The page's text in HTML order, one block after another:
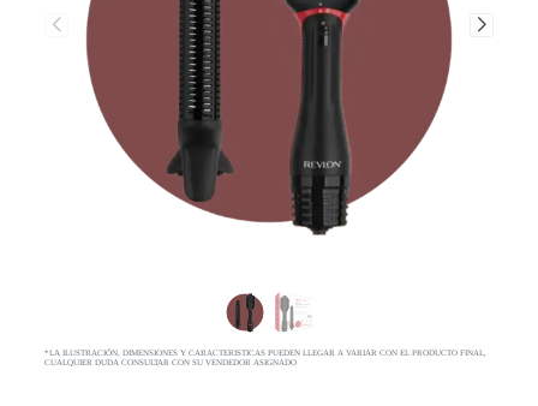
*LA ILUSTRACIÓN, DIMENSIONES Y CARACTERISTICAS PUEDEN LLEGAR A VARIAR CON EL PRODUCTO FINAL,
CUALQUIER DUDA CONSULTAR CON SU VENDEDOR ASIGNADO